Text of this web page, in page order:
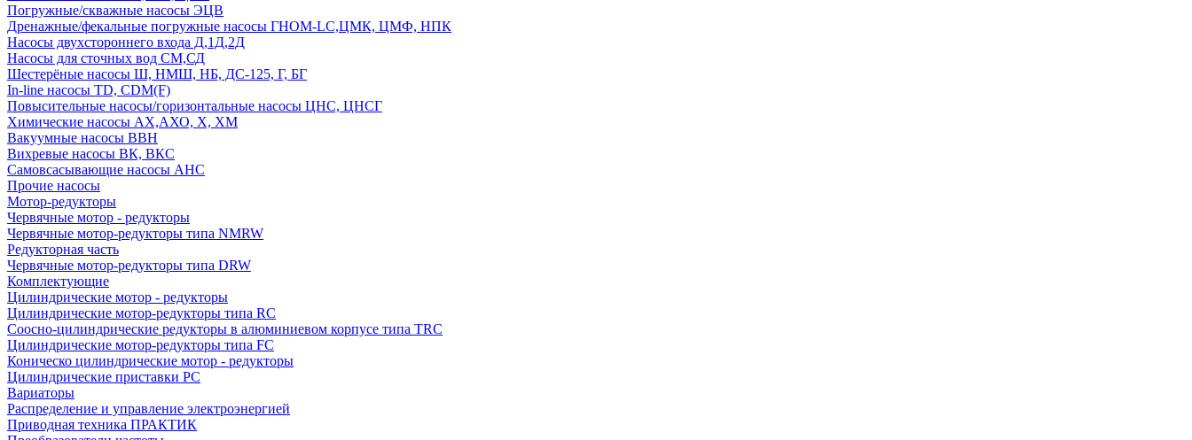
Погружные/скважные насосы ЭЦВ
Дренажные/фекальные погружные насосы ГНОМ-LC,ЦМК, ЦМФ, НПК
Насосы двухстороннего входа Д,1Д,2Д
Насосы для сточных вод СМ,СД
Шестерёные насосы Ш, НМШ, НБ, ДС-125, Г, БГ
In-line насосы TD, CDM(F)
Повысительные насосы/горизонтальные насосы ЦНС, ЦНСГ
Химические насосы АХ,АХО, Х, ХМ
Вакуумные насосы ВВН
Вихревые насосы ВК, ВКС
Самовсасывающие насосы АНС
Прочие насосы
Мотор-редукторы
Червячные мотор - редукторы
Червячные мотор-редукторы типа NMRW
Редукторная часть
Червячные мотор-редукторы типа DRW
Комплектующие
Цилиндрические мотор - редукторы
Цилиндрические мотор-редукторы типа RC
Соосно-цилиндрические редукторы в алюминиевом корпусе типа TRC
Цилиндрические мотор-редукторы типа FC
Коническо цилиндрические мотор - редукторы
Цилиндрические приставки PC
Вариаторы
Распределение и управление электроэнергией
Приводная техника ПРАКТИК